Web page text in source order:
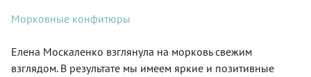
Морковные конфитюры
Елена Москаленко взглянула на морковь свежим
взглядом. В результате мы имеем яркие и позитивные